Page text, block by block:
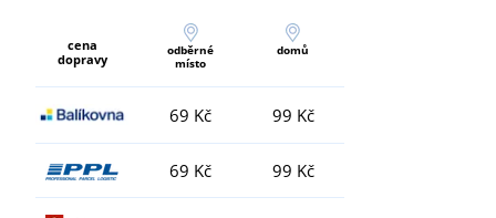
cena
dopravy
odběrné
místo
domů
69 Kč 99 Kč
69 Kč 99 Kč